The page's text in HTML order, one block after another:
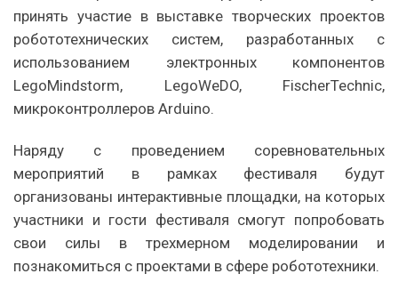
принять участие в выставке творческих проектов
робототехнических систем, разработанных с
использованием электронных компонентов
LegoMindstorm, LegoWeDO, FischerTechnic,
микроконтроллеров Arduino.
Наряду с проведением соревновательных
мероприятий в рамках фестиваля будут
организованы интерактивные площадки, на которых
участники и гости фестиваля смогут попробовать
свои силы в трехмерном моделировании и
познакомиться с проектами в сфере робототехники.